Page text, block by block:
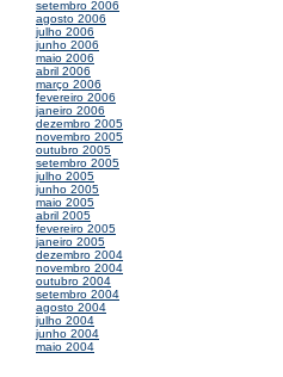
setembro 2006
agosto 2006
julho 2006
junho 2006
maio 2006
abril 2006
março 2006
fevereiro 2006
janeiro 2006
dezembro 2005
novembro 2005
outubro 2005
setembro 2005
julho 2005
junho 2005
maio 2005
abril 2005
fevereiro 2005
janeiro 2005
dezembro 2004
novembro 2004
outubro 2004
setembro 2004
agosto 2004
julho 2004
junho 2004
maio 2004